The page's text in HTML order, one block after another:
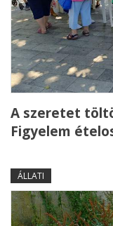
A szeretet
Figyelem
ÁLLATI